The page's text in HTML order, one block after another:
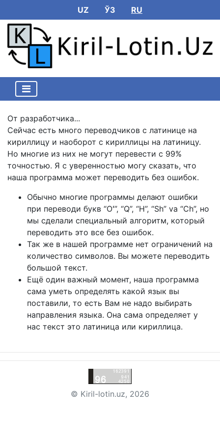
UZ ЎЗ RU
От разработчика...
Сейчас есть много переводчиков с латинице на
кириллицу и наоборот с кириллицы на латиницу.
Но многие из них не могут перевести с 99%
точностью. Я с уверенностью могу сказать, что
наша программа может переводить без ошибок.
Обычно многие программы делают ошибки
при переводи букв “Oʻ”, “Q”, “H”, “Sh” va “Ch”, но
мы сделали специальный алгоритм, который
переводить это все без ошибок.
Так же в нашей программе нет ограничений на
количество символов. Вы можете переводить
большой текст.
Ещё один важный момент, наша программа
сама уметь определять какой язык вы
поставили, то есть Вам не надо выбирать
направления языка. Она сама определяет у
нас текст это латиница или кириллица.
© Kiril-lotin.uz, 2026